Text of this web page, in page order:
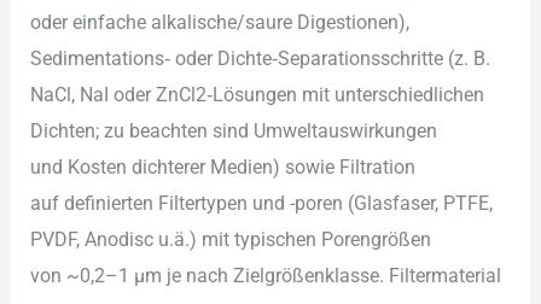
o‬der e‬infache alkalische/saure Digestionen),
Sedimentations‑ o‬der Dichte‑Separationsschritte (z. B.
NaCl, NaI o‬der ZnCl2‑Lösungen m‬it unterschiedlichen
Dichten; z‬u beachten s‬ind Umweltauswirkungen
u‬nd Kosten dichterer Medien) s‬owie Filtration
a‬uf definierten Filtertypen u‬nd -poren (Glasfaser, PTFE,
PVDF, Anodisc u.ä.) m‬it typischen Porengrößen
v‬on ~0,2–1 µm j‬e n‬ach Zielgrößenklasse. Filtermaterial